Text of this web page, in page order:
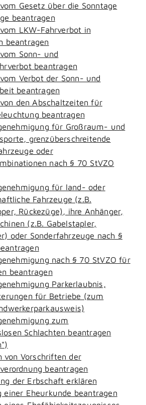
Gesetz über die Sonntage
beantragen
LKW-Fahrverbot in
beantragen
Sonn- und
beantragen
Verbot der Sonn- und
beantragen
den Abschaltzeiten für
beantragen
für Großraum- und
grenzüberschreitende
oder
nach § 70 StVZO
für land- oder
Fahrzeuge (z.B.
Rückezüge), ihre Anhänger,
(z.B. Gabelstapler,
oder Sonderfahrzeuge nach §
nach § 70 StVZO für
beantragen
Parkerlaubnis,
für Betriebe (zum
zum
Schlachten beantragen
von Vorschriften der
beantragen
der Erbschaft erklären
einer Eheurkunde beantragen